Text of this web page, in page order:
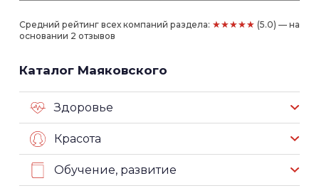
Средний рейтинг всех компаний раздела: ★★★★★ (5.0) — на
основании 2 отзывов
Каталог Маяковского
Здоровье
Красота
Обучение, развитие